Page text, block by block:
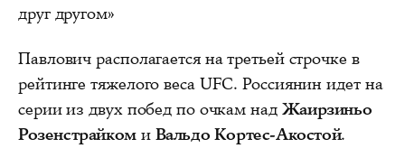
друг другом»
Павлович располагается на третьей строчке в
рейтинге тяжелого веса UFC. Россиянин идет на
серии из двух побед по очкам над Жаирзиньо
Розенстрайкоми Вальдо Кортес-Акостой.